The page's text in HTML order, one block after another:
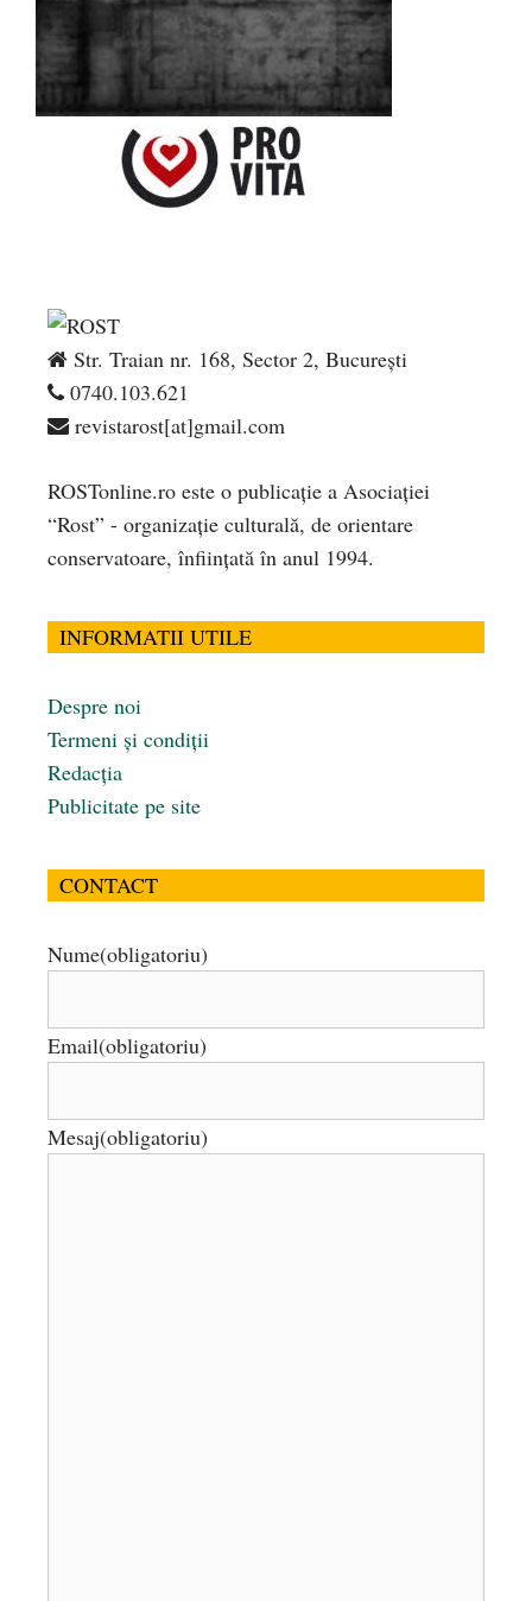
Str. Traian nr. 168, Sector 2, București
0740.103.621
revistarost[at]gmail.com
ROSTonline.ro este o publicaţie a Asociaţiei
“Rost” - organizaţie culturală, de orientare
conservatoare, înfiinţată în anul 1994.
INFORMATII UTILE
Despre noi
Termeni și condiții
Redacția
Publicitate pe site
CONTACT
Nume(obligatoriu)
Email(obligatoriu)
Mesaj(obligatoriu)